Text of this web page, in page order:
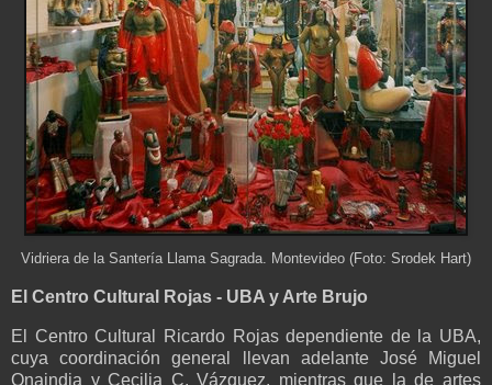
Vidriera de la Santería Llama Sagrada. Montevideo (Foto: Srodek Hart)
El Centro Cultural Rojas - UBA y Arte Brujo
El Centro Cultural Ricardo Rojas dependiente de la UBA,
cuya coordinación general llevan adelante José Miguel
Onaindia y Cecilia C. Vázquez, mientras que la de artes